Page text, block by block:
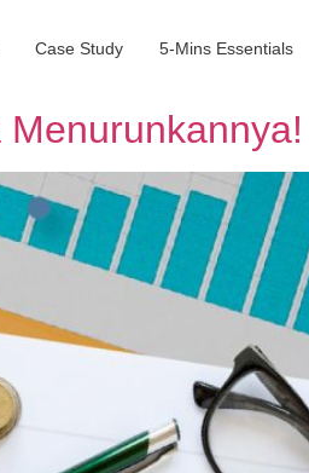
Case Study 5-Mins Essentials